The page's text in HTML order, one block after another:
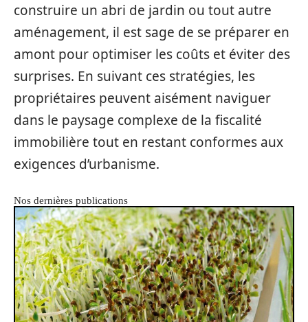
construire un abri de jardin ou tout autre
aménagement, il est sage de se préparer en
amont pour optimiser les coûts et éviter des
surprises. En suivant ces stratégies, les
propriétaires peuvent aisément naviguer
dans le paysage complexe de la fiscalité
immobilière tout en restant conformes aux
exigences d’urbanisme.
Nos dernières publications